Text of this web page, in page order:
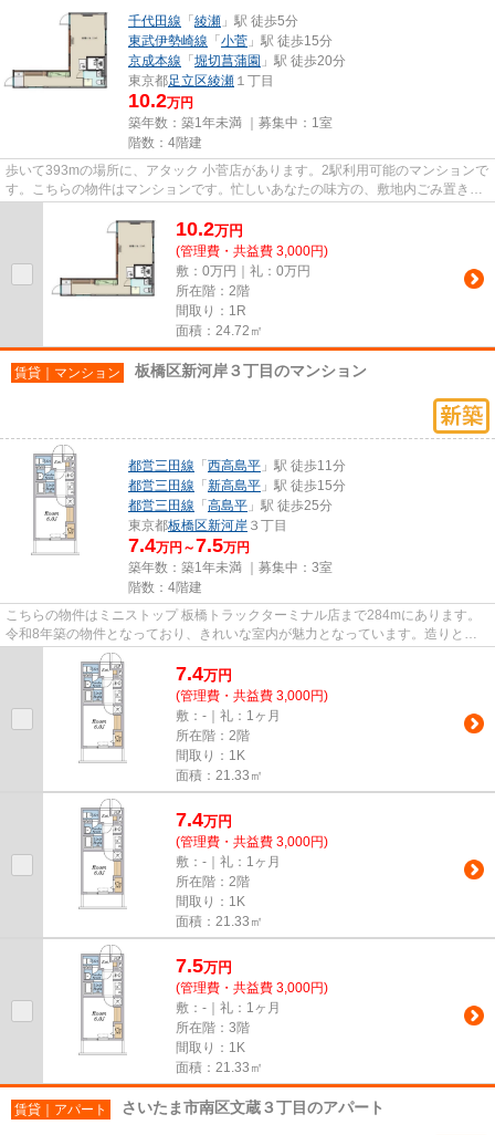
千代田線 「 綾瀬 」駅 徒歩5分
東武伊勢崎線 「 小菅 」駅 徒歩15分
京成本線 「 堀切菖蒲園 」駅 徒歩20分
東京都足立区綾瀬 １丁目
10.2万円
築年数：築1年未満 ｜募集中： 1室
階数：4階建
歩いて393mの場所に、アタック 小菅店があります。2駅利用可能のマンションで
す。こちらの物件はマンションです。忙しいあなたの味方の、敷地内ごみ置き場
10.2万円
(管理費・共益費 3,000円)
敷：0万円｜礼：0万円
所在階：2階
間取り：1R
面積：24.72㎡
賃貸｜マンション 板橋区新河岸３丁目のマンション
都営三田線 「 西高島平 」駅 徒歩11分
都営三田線 「 新高島平 」駅 徒歩15分
都営三田線 「 高島平 」駅 徒歩25分
東京都板橋区新河岸 ３丁目
7.4万円～7.5万円
築年数：築1年未満 ｜募集中： 3室
階数：4階建
こちらの物件はミニストップ 板橋トラックターミナル店まで284mにあります。
令和8年築の物件となっており、きれいな室内が魅力となっています。造りとデ
ザインに関して、自信をもって...
7.4万円
(管理費・共益費 3,000円)
敷：-｜礼：1ヶ月
所在階：2階
間取り：1K
面積：21.33㎡
7.4万円
(管理費・共益費 3,000円)
敷：-｜礼：1ヶ月
所在階：2階
間取り：1K
面積：21.33㎡
7.5万円
(管理費・共益費 3,000円)
敷：-｜礼：1ヶ月
所在階：3階
間取り：1K
面積：21.33㎡
賃貸｜アパート さいたま市南区文蔵３丁目のアパート